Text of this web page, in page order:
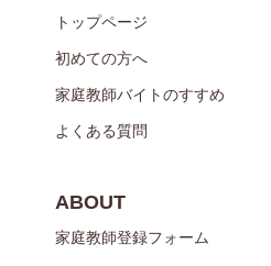
トップページ
初めての方へ
家庭教師バイトのすすめ
よくある質問
ABOUT
家庭教師登録フォーム